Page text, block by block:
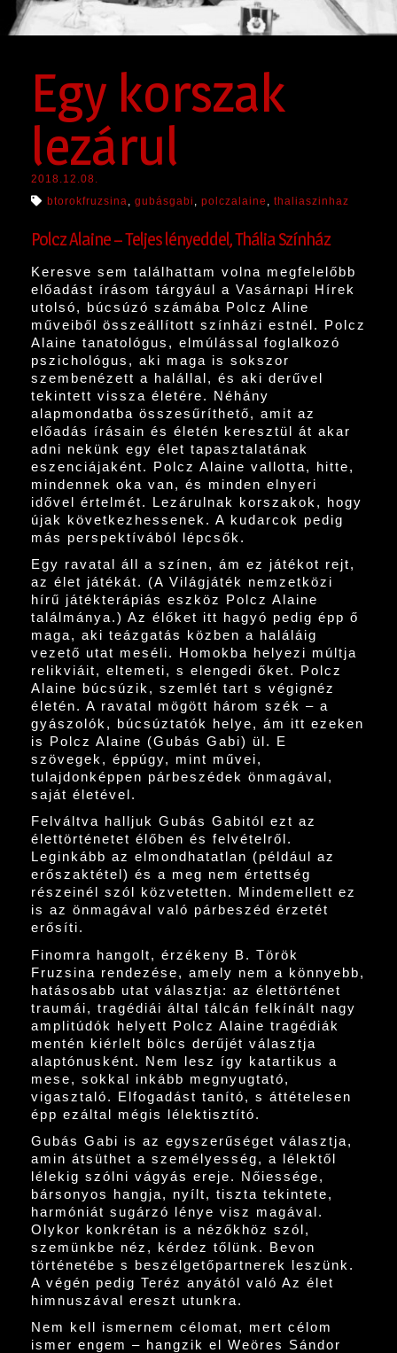
Egy korszak
lezárul
2018.12.08.
btorokfruzsina, gubásgabi , polczalaine , thaliaszinhaz
Polcz Alaine – Teljes lényeddel, Thália Színház
Keresve sem találhattam volna megfelelőbb
előadást írásom tárgyául a Vasárnapi Hírek
utolsó, búcsúzó számába Polcz Aline
műveiből összeállított színházi estnél. Polcz
Alaine tanatológus, elmúlással foglalkozó
pszichológus, aki maga is sokszor
szembenézett a halállal, és aki derűvel
tekintett vissza életére. Néhány
alapmondatba összesűríthető, amit az
előadás írásain és életén keresztül át akar
adni nekünk egy élet tapasztalatának
eszenciájaként. Polcz Alaine vallotta, hitte,
mindennek oka van, és minden elnyeri
idővel értelmét. Lezárulnak korszakok, hogy
újak következhessenek. A kudarcok pedig
más perspektívából lépcsők.
Egy ravatal áll a színen, ám ez játékot rejt,
az élet játékát. (A Világjáték nemzetközi
hírű játékterápiás eszköz Polcz Alaine
találmánya.) Az élőket itt hagyó pedig épp ő
maga, aki teázgatás közben a haláláig
vezető utat meséli. Homokba helyezi múltja
relikviáit, eltemeti, s elengedi őket. Polcz
Alaine búcsúzik, szemlét tart s végignéz
életén. A ravatal mögött három szék – a
gyászolók, búcsúztatók helye, ám itt ezeken
is Polcz Alaine (Gubás Gabi) ül. E
szövegek, éppúgy, mint művei,
tulajdonképpen párbeszédek önmagával,
saját életével.
Felváltva halljuk Gubás Gabitól ezt az
élettörténetet élőben és felvételről.
Leginkább az elmondhatatlan (például az
erőszaktétel) és a meg nem értettség
részeinél szól közvetetten. Mindemellett ez
is az önmagával való párbeszéd érzetét
erősíti.
Finomra hangolt, érzékeny B. Török
Fruzsina rendezése, amely nem a könnyebb,
hatásosabb utat választja: az élettörténet
traumái, tragédiái által tálcán felkínált nagy
amplitúdók helyett Polcz Alaine tragédiák
mentén kiérlelt bölcs derűjét választja
alaptónusként. Nem lesz így katartikus a
mese, sokkal inkább megnyugtató,
vigasztaló. Elfogadást tanító, s áttételesen
épp ezáltal mégis lélektisztító.
Gubás Gabi is az egyszerűséget választja,
amin átsüthet a személyesség, a lélektől
lélekig szólni vágyás ereje. Nőiessége,
bársonyos hangja, nyílt, tiszta tekintete,
harmóniát sugárzó lénye visz magával.
Olykor konkrétan is a nézőkhöz szól,
szemünkbe néz, kérdez tőlünk. Bevon
történetébe s beszélgetőpartnerek leszünk.
A végén pedig Teréz anyától való Az élet
himnuszával ereszt utunkra.
Nem kell ismernem célomat, mert célom
ismer engem – hangzik el Weöres Sándor